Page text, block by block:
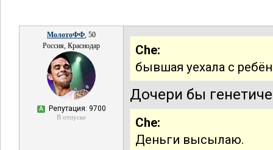
МолотоФФ, 50
Россия, Краснодар
А Репутация: 9700
В отпуске
Che:
бывшая уехала с
Дочери бы
Che:
Деньги высылаю.